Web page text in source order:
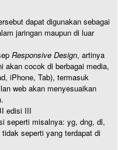
dapat digunakan sebagai
jaringan maupun di luar
Responsive Design, artinya
akan cocok di berbagai media,
iPhone, Tab), termasuk
web akan menyesuaikan
edisi III
seperti misalnya: yg, dng, dl,
seperti yang terdapat di